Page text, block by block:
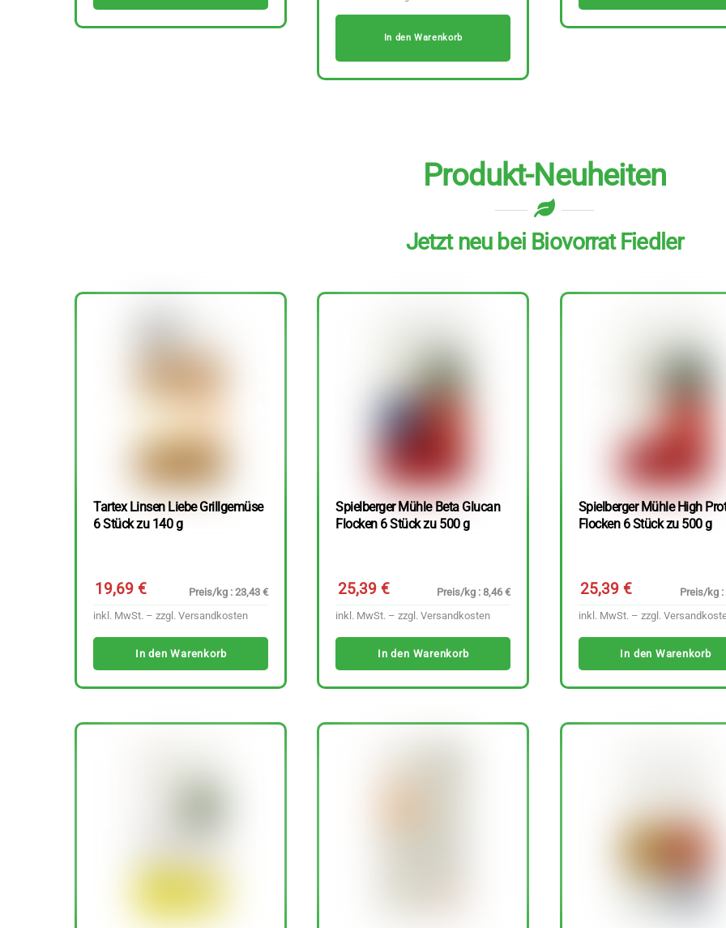
ist:
In den Warenkorb
Produkt-Neuheiten
Jetzt neu bei Biovorrat Fiedler
Tartex Linsen Liebe Grillgemüse
6 Stück zu 140 g
19,69€
Preis/kg : 23,43 €
inkl. MwSt. – zzgl. Versandkosten
In den Warenkorb
Spielberger Mühle Beta Glucan
Flocken 6 Stück zu 500 g
25,39 €
Preis/kg : 8,46 €
inkl. MwSt. – zzgl.Versandkosten
In den Warenkorb
Spielberger Mühle High
Flocken 6 Stück zu 500 g
25,39 €
Preis/kg :
inkl. MwSt. – zzgl.
In den Warenkorb